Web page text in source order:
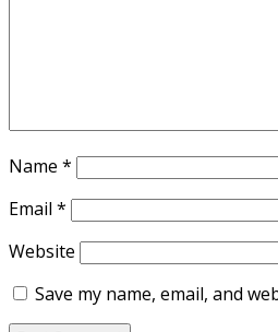
Name *
Email *
Website
Save my name, email, and